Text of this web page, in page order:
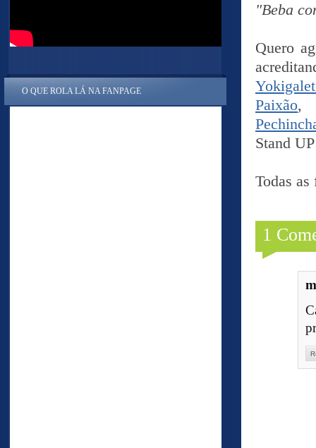
"Beba
Quero
Paixão
Stand
Todas
1
O QUE ROLA LÁ NA FANPAGE